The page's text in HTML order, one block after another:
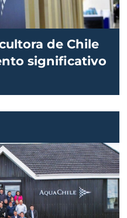
de Chile
significativo